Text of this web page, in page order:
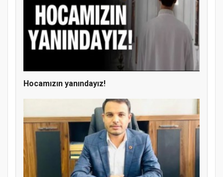
Doğanyol'da Temel Dini Bilgiler Sınavı
Hocamızın yanındayız!